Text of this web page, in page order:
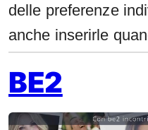
delle preferenze
anche inserirle
BE2